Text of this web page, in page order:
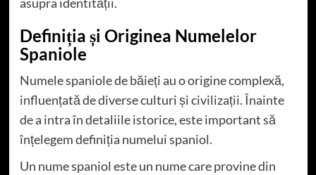
Definiția și Originea Numelelor
Spaniole
Numele spaniole de băieți au o origine complexă,
influențată de diverse culturi și civilizații. Înainte
de a intra în detaliile istorice, este important să
înțelegem definiția numelui spaniol.
Un nume spaniol este un nume care provine din